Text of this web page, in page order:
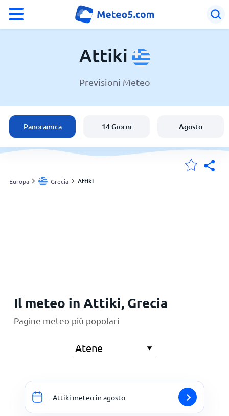
Grecia
Italia
Svizzera
Attiki
Previsioni Meteo
Panoramica 14 Giorni Agosto
Europa Grecia Attiki
Il meteo in Attiki, Grecia
Pagine meteo più popolari
Attiki meteo in agosto